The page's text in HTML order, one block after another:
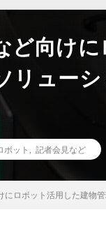
ど向け
リュー
ボット 記者会見など
にロボット活用した建物